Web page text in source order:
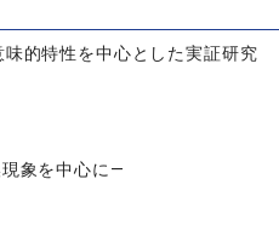
的特性を中心とした実証研究
象を中心に—